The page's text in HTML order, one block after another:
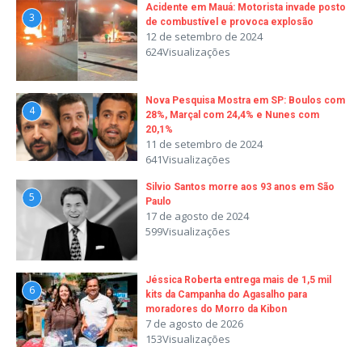
3
Acidente em Mauá: Motorista invade posto
de combustível e provoca explosão
12 de setembro de 2024
624Visualizações
4
Nova Pesquisa Mostra em SP: Boulos com
28%, Marçal com 24,4% e Nunes com
20,1%
11 de setembro de 2024
641Visualizações
5
Silvio Santos morre aos 93 anos em São
Paulo
17 de agosto de 2024
599Visualizações
6
Jéssica Roberta entrega mais de 1,5 mil
kits da Campanha do Agasalho para
moradores do Morro da Kibon
7 de agosto de 2026
153Visualizações